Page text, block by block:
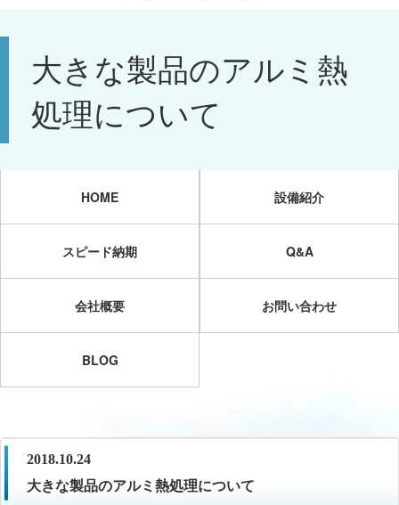
大きな製品のアルミ熱
処理について
HOME 設備紹介
スピード納期 Q&A
会社概要 お問い合わせ
BLOG
2018.10.24
大きな製品のアルミ熱処理について